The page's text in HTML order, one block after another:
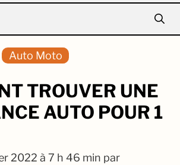
Auto Moto
TROUVER UNE
AUTO POUR 1
2022 à 7 h 46 min par